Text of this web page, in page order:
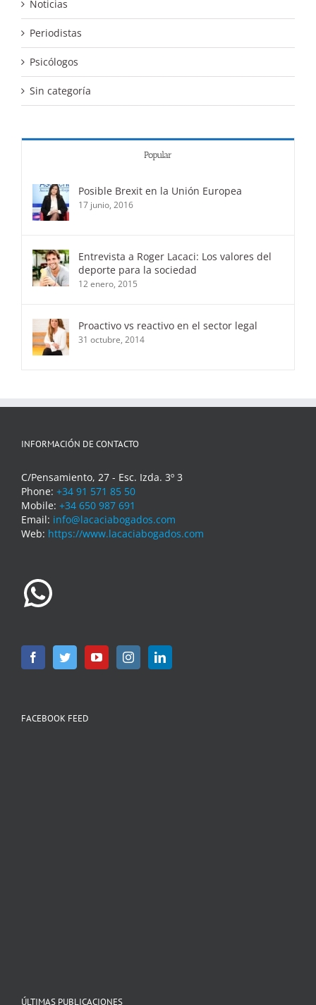
Noticias
Periodistas
Psicólogos
Sin categoría
Popular
Posible Brexit en la Unión Europea
17 junio, 2016
Entrevista a Roger Lacaci: Los valores del
deporte para la sociedad
12 enero, 2015
Proactivo vs reactivo en el sector legal
31 octubre, 2014
INFORMACIÓN DE CONTACTO
C/Pensamiento, 27 - Esc. Izda. 3º 3
Phone: +34 91 571 85 50
Mobile: +34 650 987 691
Email: info@lacaciabogados.com
Web: https://www.lacaciabogados.com
FACEBOOK FEED
ÚLTIMAS PUBLICACIONES